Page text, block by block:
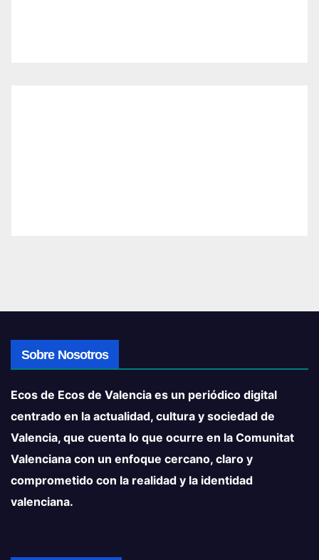
Sobre Nosotros
Ecos de Ecos de Valencia es un periódico digital
centrado en la actualidad, cultura y sociedad de
Valencia, que cuenta lo que ocurre en la Comunitat
Valenciana con un enfoque cercano, claro y
comprometido con la realidad y la identidad
valenciana.